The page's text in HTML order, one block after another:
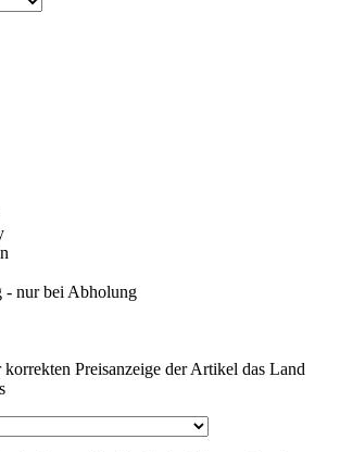
Preisanzeige der Artikel das Land